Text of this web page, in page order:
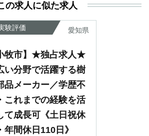
が
の求人に似た求人
験評価 愛知県
牧市】★独占求人★
い分野で活躍する樹
品メーカー／学歴不
これまでの経験を活
て成長可《土日祝休
年間休日110日》